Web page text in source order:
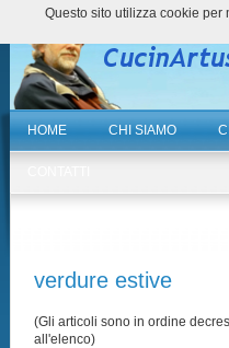
HOME CHI SIAMO
verdure estive
(Gli articoli sono in ordine
all'elenco)
Questo sito utilizza cookie